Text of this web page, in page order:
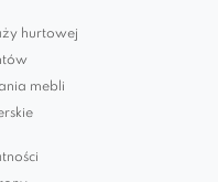
hurtowej
mebli